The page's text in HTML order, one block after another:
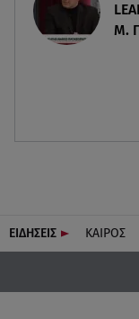
Μ.
ΕΙΔΗΣΕΙΣ ΚΑΙΡΟΣ